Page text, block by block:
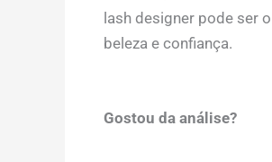
lash designer pode ser
beleza e confiança.
Gostou da análise?